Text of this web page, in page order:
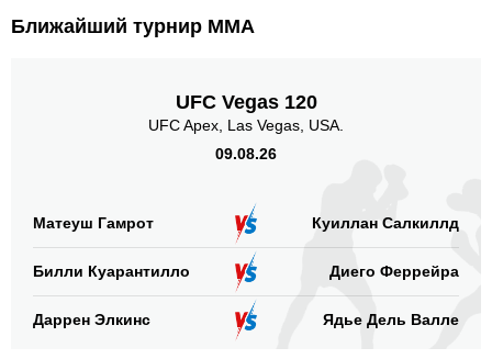
XCC
Позиция акцентированных
ударов
115(61%)
В клинче
(24%) (15%)
Голова
Ближайший турнир ММА
UFC Vegas 120
UFC Apex, Las Vegas, USA.
09.08.26
Матеуш Гамрот Куиллан Салкиллд
Билли Куарантилло Диего Феррейра
Даррен Элкинс Ядье Дель Валле